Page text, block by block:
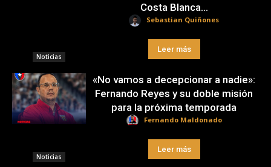
Noticias
Costa Blanca...
Sebastian Quiñones
Leer más
Noticias
«No vamos a decepcionar a nadie»:
Fernando Reyes y su doble misión
para la próxima temporada
Fernando Maldonado
Leer más